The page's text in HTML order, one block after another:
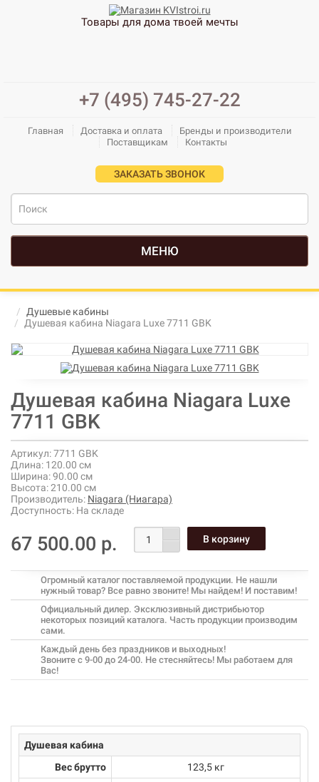
Товары для дома твоей мечты
+7 (495) 745-27-22
Главная Доставка и оплата
Бренды и производители
Поставщикам
Контакты
ЗАКАЗАТЬ ЗВОНОК
МЕНЮ
Душевые кабины
Душевая кабина Niagara Luxe 7711 GBK
Душевая кабина Niagara Luxe
7711 GBK
Артикул:7711 GBK
Длина: 120.00 см
Ширина:90.00 см
Высота:210.00 см
Производитель: Niagara (Ниагара)
Доступность: На складе
67 500.00 р.
Огромный каталог поставляемой продукции. Не нашли
нужный товар? Все равно звоните! Мы найдем! И поставим!
Официальный дилер. Эксклюзивный дистрибьютор
некоторых позиций каталога. Часть продукции производим
сами.
Каждый день без праздников и выходных!
Звоните с 9-00 до 24-00. Не стесняйтесь! Мы работаем для
Вас!
Душевая кабина
Вес брутто
123,5 кг